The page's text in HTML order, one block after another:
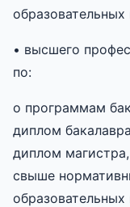
• высшего
по:
o программам
диплом
диплом
свыше